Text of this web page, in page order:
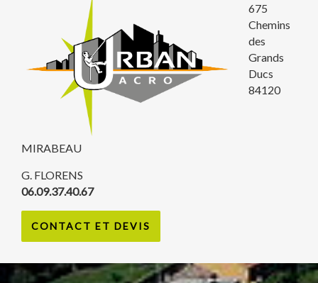
675
Chemins
des
Grands
Ducs
84120
MIRABEAU
G. FLORENS
06.09.37.40.67
CONTACT ET DEVIS